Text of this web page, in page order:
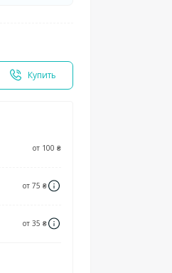
Купить
от 100 ₴
от 75 ₴
от 35 ₴